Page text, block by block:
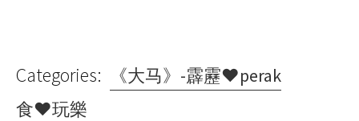
Categories:
《大马》-霹靂♥perak
食♥玩樂